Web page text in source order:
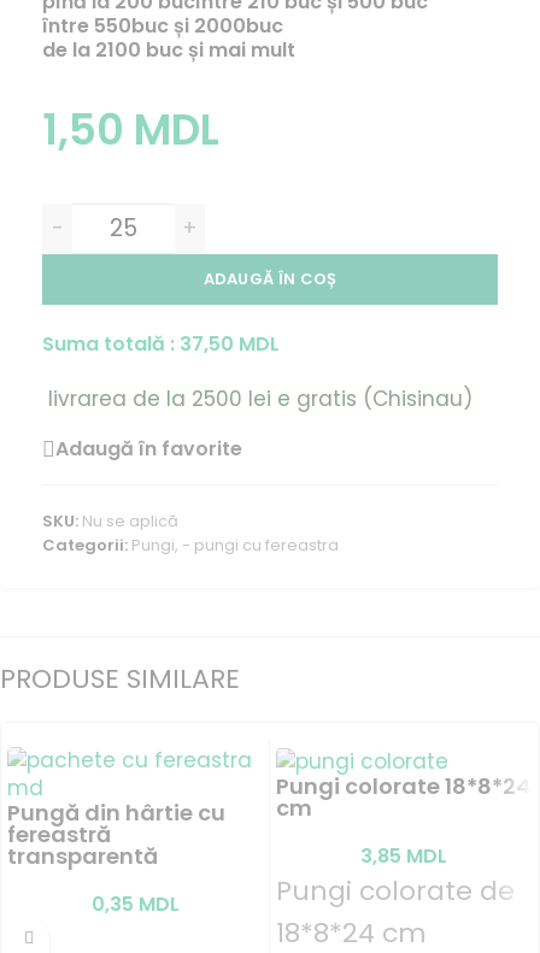
între 550buc și 2000buc
de la 2100 buc și mai mult
1,50 MDL
- +
ADAUGĂ ÎN COȘ
Suma totală : 37,50 MDL
livrarea de la 2500 lei e gratis (Chisinau)
Adaugă în favorite
SKU: Nu se aplică
Categorii: Pungi, - pungi cu fereastra
PRODUSE SIMILARE
Pungă din hârtie cu
fereastră
transparentă
0,35 MDL
Pungi colorate 18*8*24
cm
3,85 MDL
Pungi colorate de
18*8*24 cm